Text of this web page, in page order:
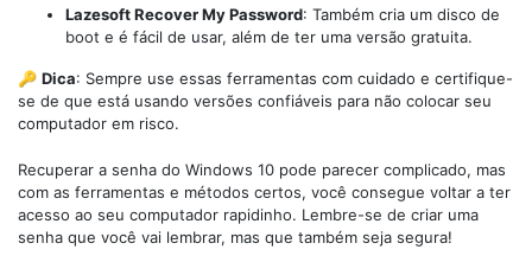
Lazesoft Recover My Password: Também cria um disco de
boot e é fácil de usar, além de ter uma versão gratuita.
🔑 Dica: Sempre use essas ferramentas com cuidado e certifique-
se de que está usando versões confiáveis para não colocar seu
computador em risco.
Recuperar a senha do Windows 10 pode parecer complicado, mas
com as ferramentas e métodos certos, você consegue voltar a ter
acesso ao seu computador rapidinho. Lembre-se de criar uma
senha que você vai lembrar, mas que também seja segura!